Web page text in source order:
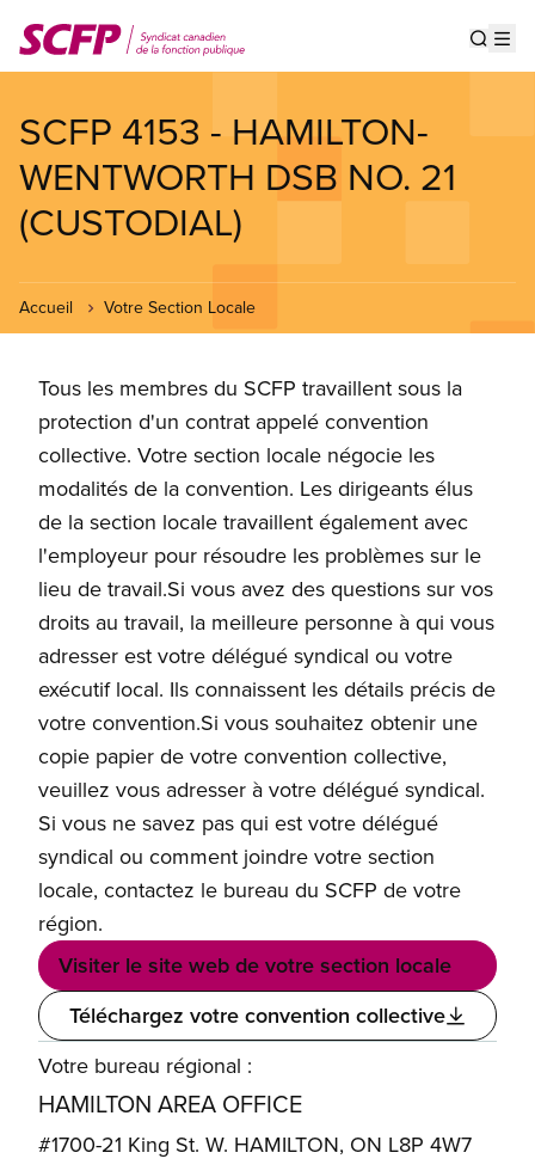
au
contenu
SCFP 4153 - HAMILTON-
WENTWORTH DSB NO. 21
(CUSTODIAL)
Accueil Votre Section Locale
Tous les membres du SCFP travaillent sous la
protection d'un contrat appelé convention
collective. Votre section locale négocie les
modalités de la convention. Les dirigeants élus
de la section locale travaillent également avec
l'employeur pour résoudre les problèmes sur le
lieu de travail.Si vous avez des questions sur vos
droits au travail, la meilleure personne à qui vous
adresser est votre délégué syndical ou votre
exécutif local. Ils connaissent les détails précis de
votre convention.Si vous souhaitez obtenir une
copie papier de votre convention collective,
veuillez vous adresser à votre délégué syndical.
Si vous ne savez pas qui est votre délégué
syndical ou comment joindre votre section
locale, contactez le bureau du SCFP de votre
région.
Visiter le site web de votre section locale
Téléchargez votre convention collective
Votre bureau régional :
HAMILTON AREA OFFICE
#1700-21 King St. W. HAMILTON, ON L8P 4W7